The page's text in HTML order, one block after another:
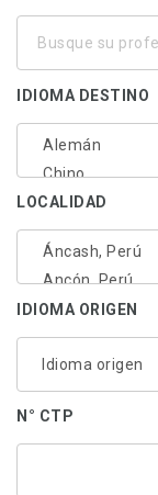
IDIOMA DESTINO
LOCALIDAD
IDIOMA ORIGEN
N° CTP